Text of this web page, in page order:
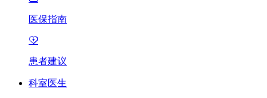
医保指南
患者建议
科室医生